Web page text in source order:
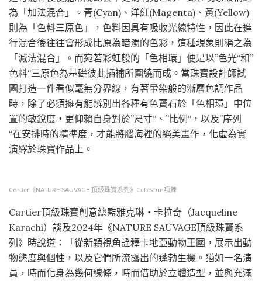
為「加法混合」。青(Cyan)、洋紅(Magenta)、黃(Yellow)
則為「色料三原色」，色料因具有吸收光線特性，因此在進
行混合後往往會形成比原為暗濁的色彩，這種現象則稱之為
「減法混合」。而宛若彩虹般的「色相環」便是以”色光“和”
色料“三原色為基礎彼此插補所圍繞而成。當珠寶設計師試
圖打造一件看似毫無分界線，有著暈染般的漸層色調作品
時，除了必須擁有能辨別出各種有色寶石於「色相環」中位
置的敏銳度，更仰賴自身對於”尺寸“、”比例“，以及”序列
“在安排時的精準度，才能將腦海裡的絕美畫作，化虛為實
演繹於珠寶作品上。
Cartier《NATURE SAUVAGE 頂級珠寶系列》Celestun項鍊
Cartier頂級珠寶創意總監雅克琳‧卡拉奇（Jacqueline
Karachi）談及2024年《NATURE SAUVAGE頂級珠寶系
列》時說道：「從新穎視角詮釋卡地亞動物王國，展示出動
物態度與個性，以及它們所流露出的蓬勃生機。猶如一名演
員，時而化身為幾何線條，時而借助於立體造型，並與充滿